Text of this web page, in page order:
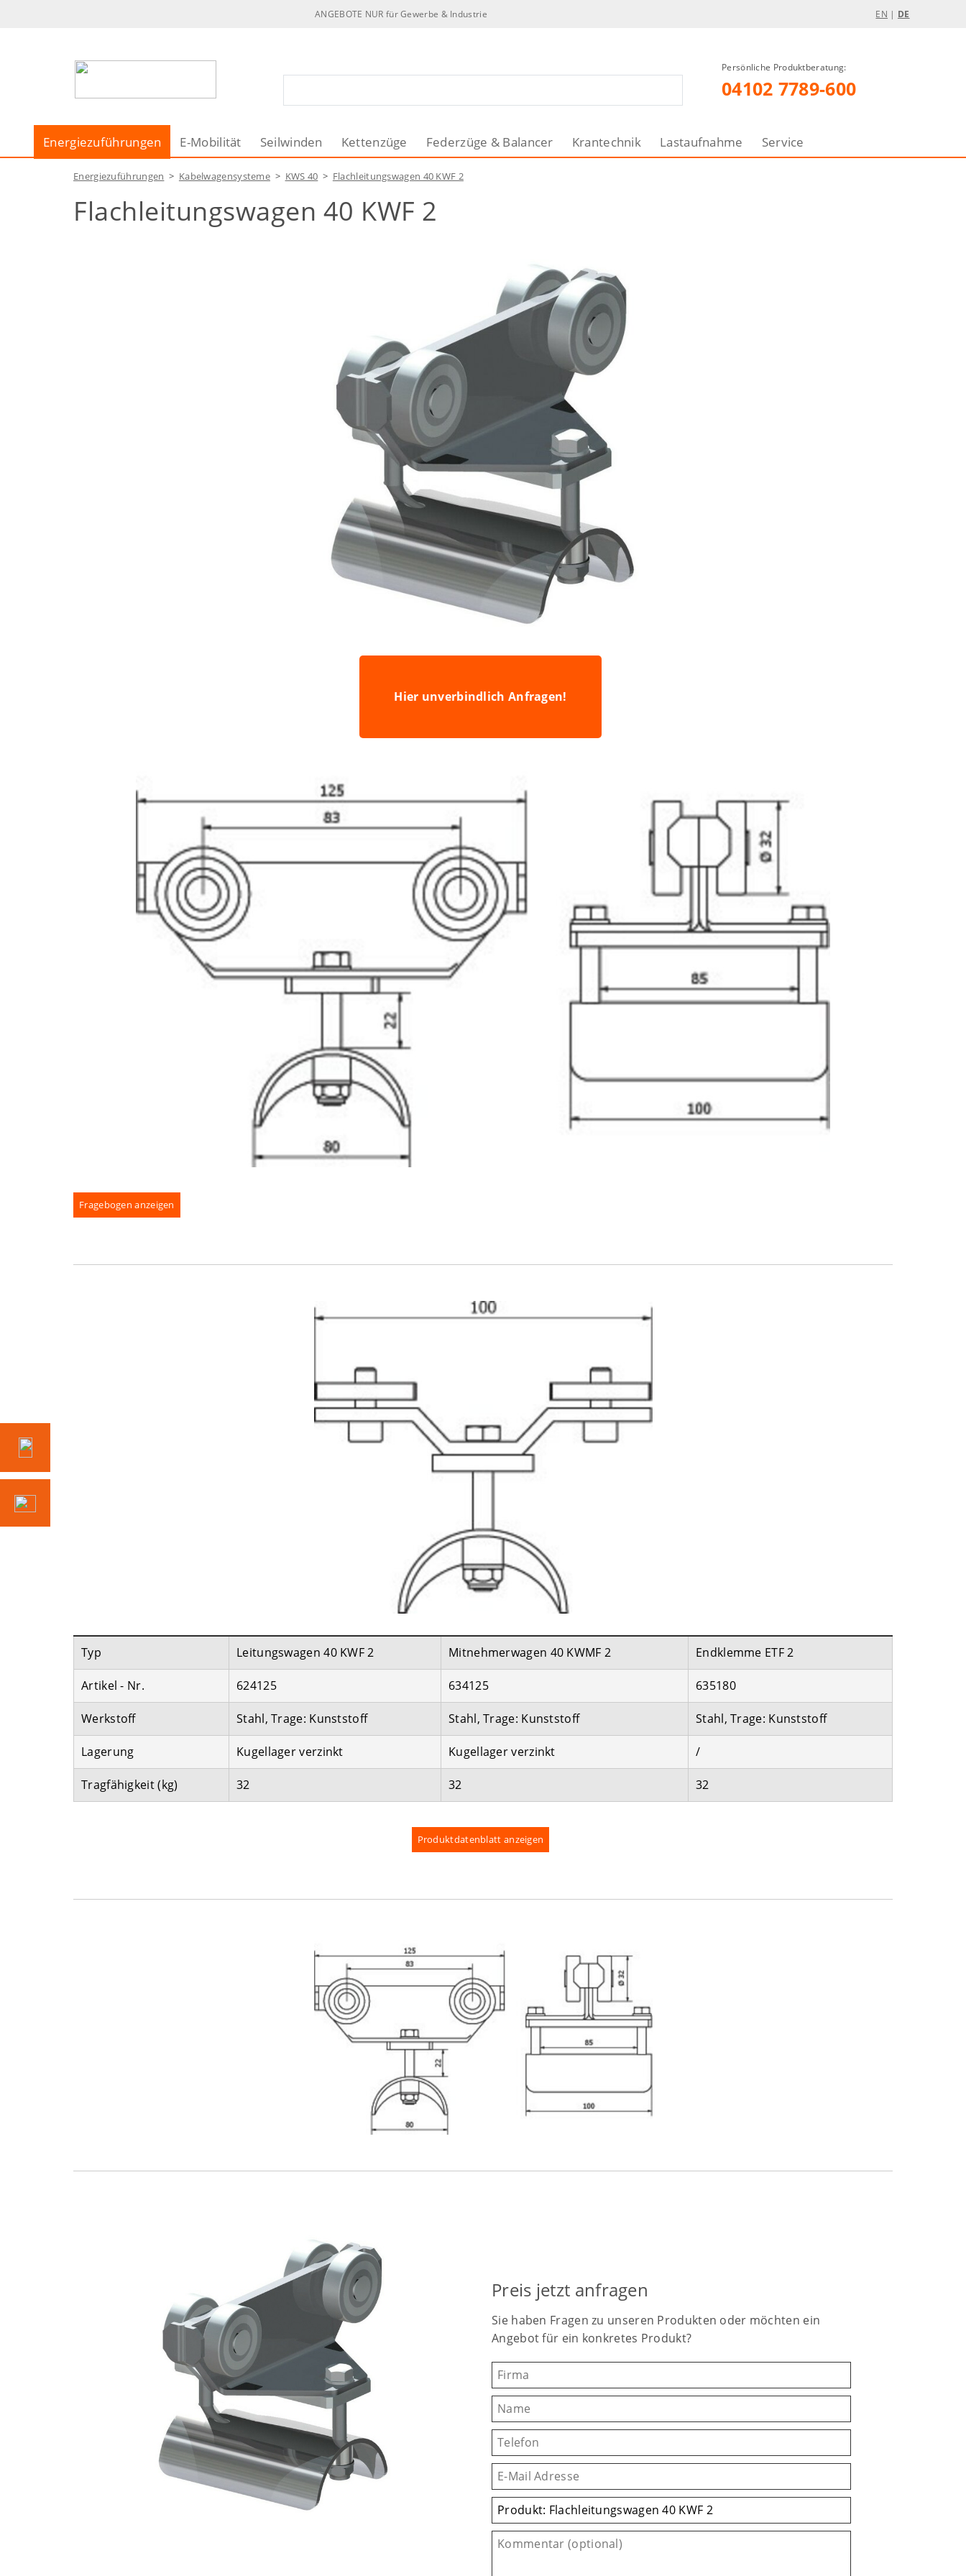
ANGEBOTE NUR für Gewerbe & Industrie EN | DE
Persönliche Produktberatung:
04102 7789-600
Energiezuführungen E-Mobilität Seilwinden Kettenzüge Federzüge & Balancer Krantechnik Lastaufnahme Service
Energiezuführungen > Kabelwagensysteme > KWS 40 > Flachleitungswagen 40 KWF 2
Flachleitungswagen 40 KWF 2
Hier unverbindlich Anfragen!
Fragebogen anzeigen
Typ Leitungswagen 40 KWF 2 Mitnehmerwagen 40 KWMF 2 Endklemme ETF 2
Artikel - Nr. 624125 634125 635180
Werkstoff Stahl, Trage: Kunststoff Stahl, Trage: Kunststoff Stahl, Trage: Kunststoff
Lagerung Kugellager verzinkt Kugellager verzinkt /
Tragfähigkeit (kg) 32 32 32
Produktdatenblatt anzeigen
Preis jetzt anfragen
Sie haben Fragen zu unseren Produkten oder möchten ein
Angebot für ein konkretes Produkt?